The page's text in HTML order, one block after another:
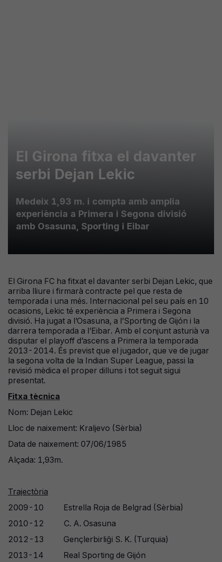
El Girona fitxa el davanter
serbi Dejan Lekic
Medeix 1,93 m. i compta amb amplia
experiència a Primera i Segona divisió
amb Osasuna, Sporting i Eibar
El Girona FC ha fitxat el davanter serbi Dejan Lekic, que
arriba lliure i firmarà contracte pel que resta de
temporada i una més. Internacional pel seu país en 10
ocasions, Lekic té experiència a Primera i Segona
divisió. Ha jugat a l’Osasuna, a l’Sporting de Gijón i la
darrera temporada a l’Eibar. Amb el conjunt asturià va
disputar el playoff d’ascens a Primera la temporada
2013-2014. És previst que el jugador, que ve de jugar
la segona volta de la Indian Super League, passi la
revisió mèdica el proper dilluns i tot seguit sigui
presentat.
Fitxa tècnica
Nom: Dejan Lekic
Lloc de naixement: Kraljevo (Sèrbia)
Data de naixement: 07/06/1985
Alçada: 1,93m.
Trajectòria
2009-10 Estrella Roja de Belgrad (Sèrbia)
2010-12 C. A. Osasuna
2012-13 Gençlerbirliği S. K. (Turquia)
2013-14 Real Sporting de Gijón